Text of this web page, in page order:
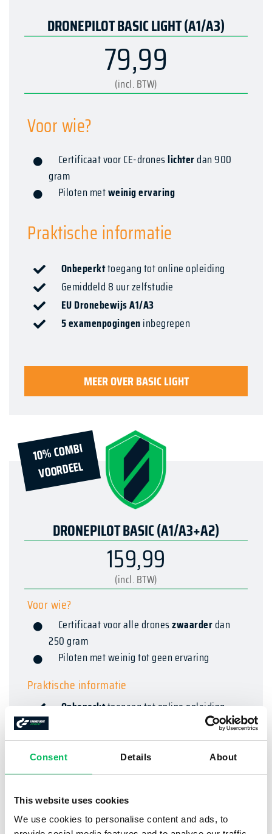
Consent Details About
This website uses cookies
We use cookies to personalise content and ads, to
DRONEPILOT BASIC LIGHT (A1/A3)
79,99
(incl. BTW)
Voor wie?
Certificaat voor CE-droneslichterdan 900
gram
Piloten metweinig ervaring
Praktische informatie
Onbeperkttoegang tot online opleiding
Gemiddeld 8 uur zelfstudie
EU Dronebewijs A1/A3
5 examenpogingeninbegrepen
MEER OVER BASIC LIGHT
10
% CO
MBI
VOORDEEL
DRONEPILOT BASIC (A1/A3+A2)
159,99
(incl. BTW)
Voor wie?
Certificaat voor alle droneszwaarderdan
250 gram
Piloten met weinig tot geen ervaring
Praktische informatie
Onbeperkttoegang tot online opleiding
EU Dronebewijs A1/A3 + A2
5 examenpogingeninbegrepen
MEER OVER BASIC